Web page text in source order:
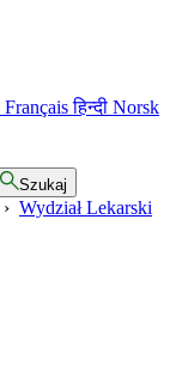
Françaisहिन्दी Norsk
Szukaj
› Wydział Lekarski